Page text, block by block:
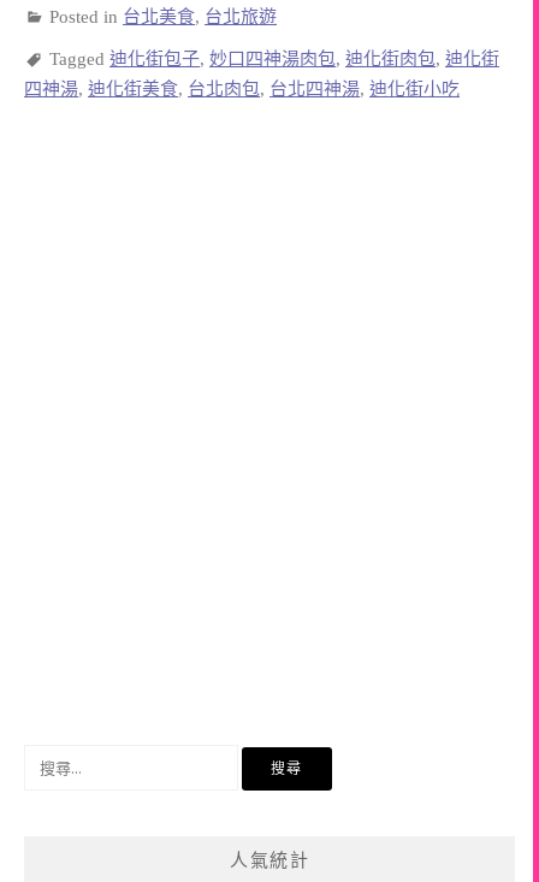
Posted in 台北美食, 台北旅遊
Tagged 迪化街包子, 妙口四神湯肉包, 迪化街肉包, 迪化街
四神湯, 迪化街美食, 台北肉包, 台北四神湯, 迪化街小吃
人氣統計